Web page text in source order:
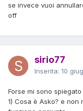
se invece vuoi
off
sirio77
Inserita: 10
Forse mi sono spiegato
1) Cosa è Asko? e